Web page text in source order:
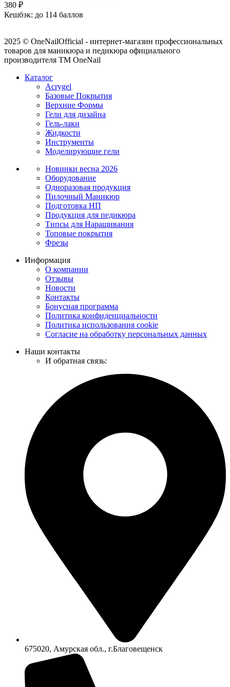
380 ₽
Кешбэк: до 114 баллов
2025 © OneNailOfficial - интернет-магазин профессиональных
товаров для маникюра и педикюра официального
производителя ТМ OneNail
Каталог
Acrygel
Базовые Покрытия
Верхние Формы
Гели для дизайна
Гель-лаки
Жидкости
Инструменты
Моделирующие гели
Новинки весна 2026
Оборудование
Одноразовая продукция
Пилочный Маникюр
Подготовка НП
Продукция для педикюра
Типсы для Наращивания
Топовые покрытия
Фрезы
Информация
О компании
Отзывы
Новости
Контакты
Бонусная программа
Политика конфиденциальности
Политика использования cookie
Согласие на обработку персональных данных
Наши контакты
И обратная связь:
675020, Амурская обл., г.Благовещенск